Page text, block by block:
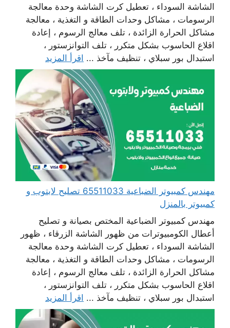
الشاشة السوداء ، تعطيل كرت الشاشة وحدة معالجة
الرسومات ، مشاكل وحدات الطاقة و التغذية ، معالجة
مشاكل الحرارة الزائدة ، تلف معالج الرسوم ، إعادة
اقلاع الحاسوب بشكل متكرر ، تلف التوانزستور ،
استبدال بور سبلاي ، تنظيف مآخذ ... اقرأ المزيد
مهندس كمبيوتر الضباعية 65511033 تصليح لابتوب و
كمبيوتر بالمنزل
مهندس كمبيوتر الضباعية المختص بصيانة و تصليح
أعطال الكومبيوترات من ظهور الشاشة الزرقاء ، ظهور
الشاشة السوداء ، تعطيل كرت الشاشة وحدة معالجة
الرسومات ، مشاكل وحدات الطاقة و التغذية ، معالجة
مشاكل الحرارة الزائدة ، تلف معالج الرسوم ، إعادة
اقلاع الحاسوب بشكل متكرر ، تلف التوانزستور ،
استبدال بور سبلاي ، تنظيف مآخذ ... اقرأ المزيد